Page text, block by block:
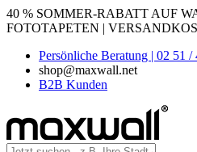
40 % SOMMER-RABATT AUF
FOTOTAPETEN |
Persönliche Beratung | 02 51 /
shop@maxwall.net
B2B Kunden